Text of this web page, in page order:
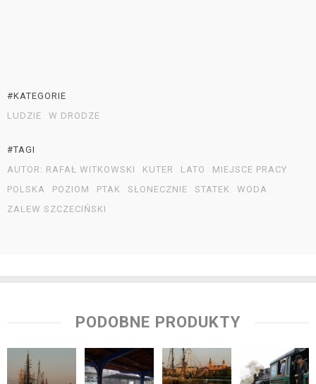
#KATEGORIE
LUDZIE
W DRODZE
#TAGI
AUTOR: RAFAŁ WITKOWSKI
KUTER LATO
MIEJSCE PRACY
POLSKA
POZIOM PTAK SŁONECZNIE STATEK
WODA
ZALEW SZCZECIŃSKI
PODOBNE PRODUKTY